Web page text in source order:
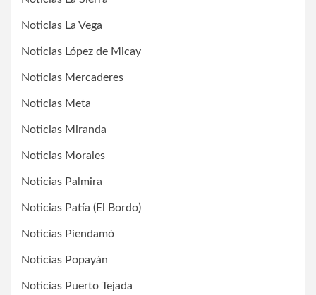
Noticias La Vega
Noticias López de Micay
Noticias Mercaderes
Noticias Meta
Noticias Miranda
Noticias Morales
Noticias Palmira
Noticias Patía (El Bordo)
Noticias Piendamó
Noticias Popayán
Noticias Puerto Tejada